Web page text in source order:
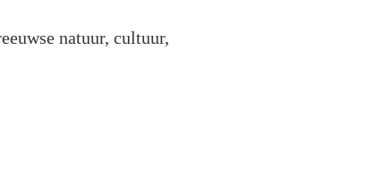
natuur, cultuur,